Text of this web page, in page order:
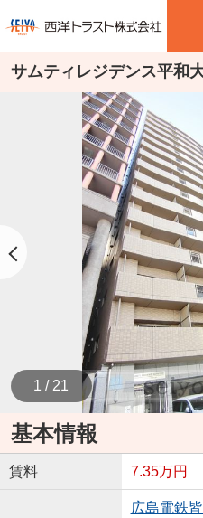
サムティレジデンス平和
1 / 21
基本情報
賃料 7.35万円
広島電鉄